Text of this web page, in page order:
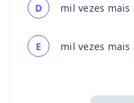
D mil vezes mais
E mil vezes mais